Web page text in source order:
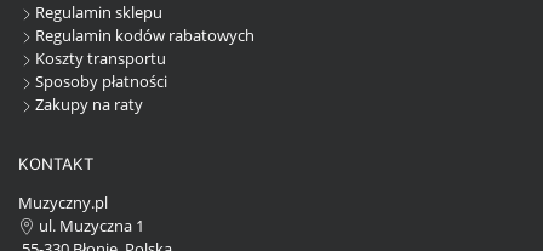
Regulamin sklepu
Regulamin kodów rabatowych
Koszty transportu
Sposoby płatności
Zakupy na raty
KONTAKT
Muzyczny.pl
ul. Muzyczna 1